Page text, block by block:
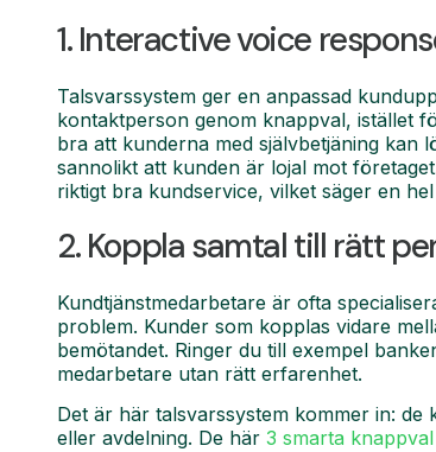
1. Interactive voice
Talsvarssystem ger en anpassad
kontaktperson genom knappval, istället
bra att kunderna med självbetjäning kan
sannolikt att kunden är lojal mot
riktigt bra kundservice, vilket säger en hel
2. Koppla samtal till rätt
Kundtjänstmedarbetare är ofta
problem. Kunder som kopplas vidare
bemötandet. Ringer du till exempel
medarbetare utan rätt erfarenhet.
Det är här talsvarssystem kommer in:
eller avdelning. De här 3 smarta knappval